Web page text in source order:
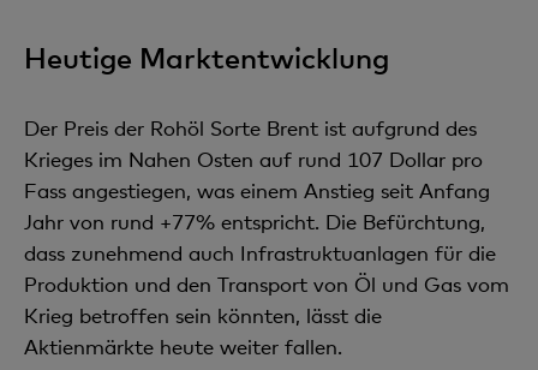
Heutige Marktentwicklung
Der Preis der Rohöl Sorte Brent ist aufgrund des
Krieges im Nahen Osten auf rund 107 Dollar pro
Fass angestiegen, was einem Anstieg seit Anfang
Jahr von rund +77% entspricht. Die Befürchtung,
dass zunehmend auch Infrastruktuanlagen für die
Produktion und den Transport von Öl und Gas vom
Krieg betroffen sein könnten, lässt die
Aktienmärkte heute weiter fallen.